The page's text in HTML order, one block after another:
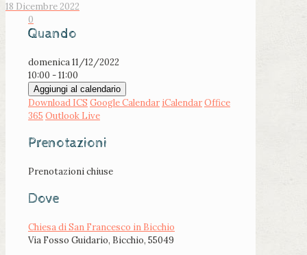
18 Dicembre 2022
0
Quando
domenica 11/12/2022
10:00 - 11:00
Aggiungi al calendario
Download ICS Google Calendar iCalendarOffice
365 Outlook Live
Prenotazioni
Prenotazioni chiuse
Dove
Chiesa di San Francesco in Bicchio
Via Fosso Guidario, Bicchio, 55049